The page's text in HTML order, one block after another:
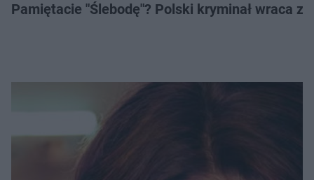
Pamiętacie "Ślebodę"? Polski kryminał wraca